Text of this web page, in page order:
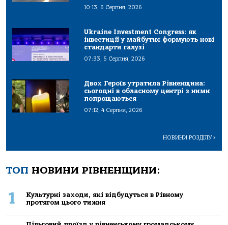
10:13, 6 Серпня, 2026
Ukraine Investment Congress: як
інвестиції у майбутнє формують нові
стандарти галузі
07:33, 5 Серпня, 2026
Двох Героїв утратила Рівненщина:
сьогодні в обласному центрі з ними
попрощаються
07:12, 4 Серпня, 2026
НОВИНИ РОЗДІЛУ>
ТОП НОВИНИ РІВНЕНЩИНИ:
1
Культурні заходи, які відбудуться в Рівному
протягом цього тижня